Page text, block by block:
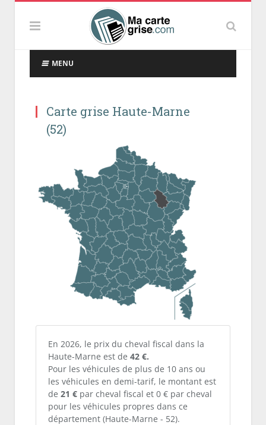
MENU
Carte grise Haute-Marne
(52)
En 2026, le prix du cheval fiscal dans la
Haute-Marne est de 42 €.
Pour les véhicules de plus de 10 ans ou
les véhicules en demi-tarif, le montant est
de 21 € par cheval fiscal et 0 € par cheval
pour les véhicules propres dans ce
département (Haute-Marne - 52).